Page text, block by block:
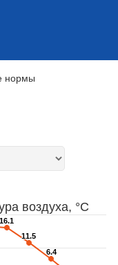
нормы
воздуха, °C
16.1
16.1
11.5
11.5
6.4
6.4